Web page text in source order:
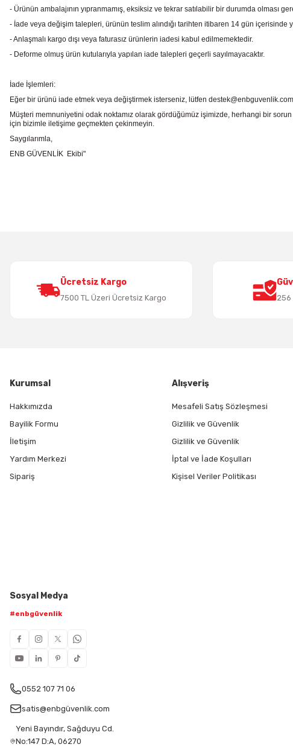
- Ürünün ambalajının yıpranmamış, eksiksiz ve tekrar satılabilir bir durumda olması
- İade veya değişim talepleri, ürünün teslim alındığı tarihten itibaren 14 gün içerisinde
- Anlaşmalı kargo dışı veya faturasız ürünlerin iadesi kabul edilmemektedir.
- Deforme olmuş ürün kutularıyla yapılan iade talepleri geçerli sayılmayacaktır.
İade İşlemleri:
Eğer bir ürünü iade etmek veya değiştirmek isterseniz, lütfen
Müşteri memnuniyetini odak noktamız olarak gördüğümüz işimizde, herhangi bir
için bizimle iletişime geçmekten çekinmeyin.
Saygılarımla,
ENB GÜVENLİK Ekibi"
Bu ürüne benzer farklı alternatifler olmalı.
Ücretsiz Kargo
7500 TL Üzeri Ücretsiz Kargo 256
Kurumsal
Hakkımızda
Bayilik Formu
İletişim
Yardım Merkezi
Sipariş
Alışveriş
Mesafeli Satış Sözleşmesi
Gizlilik ve Güvenlik
Gizlilik ve Güvenlik
İptal ve İade Koşulları
Kişisel Veriler Politikası
Sosyal Medya
#enbgüvenlik
0552 107 71 06
satis@enbgüvenlik.com
Yeni Bayındır, Sağduyu Cd.
No:147 D:A, 06270